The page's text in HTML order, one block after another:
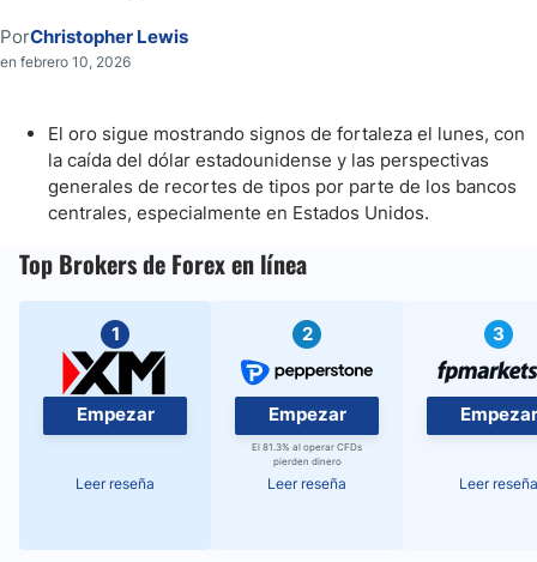
PorChristopher Lewis
en febrero 10, 2026
El oro sigue mostrando signos de fortaleza el lunes, con
la caída del dólar estadounidense y las perspectivas
generales de recortes de tipos por parte de los bancos
centrales, especialmente en Estados Unidos.
Top Brokers de Forex en línea
1
Empezar
Leer reseña
2
Empezar
El 81.3% al operar CFDs
pierden dinero
Leer reseña
3
Empezar
Leer reseña